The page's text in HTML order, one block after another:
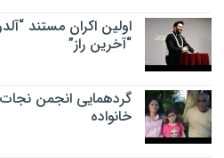
اولین اکران مستند
“آخرین راز”
گردهمایی انجمن نجات
خانواده